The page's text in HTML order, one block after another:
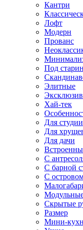
Кантри
Лофт
Модерн
Прованс
Под
Элитные
Хай-тек
Для студии
Для
Для дачи
С
С барной
С
Скрытые
Размер
Мини-